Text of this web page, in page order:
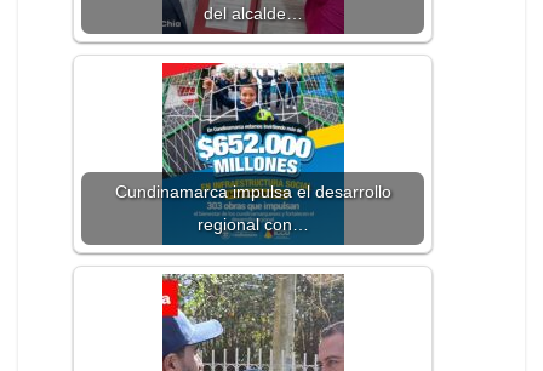
del alcalde…
Cundinamarca impulsa el desarrollo
regional con…